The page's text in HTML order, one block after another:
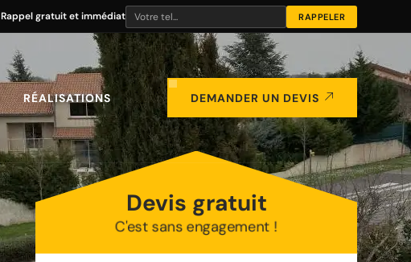
Rappel gratuit et immédiat
RÉALISATIONS DEMANDER UN DEVIS
Devis gratuit
C'est sans engagement !